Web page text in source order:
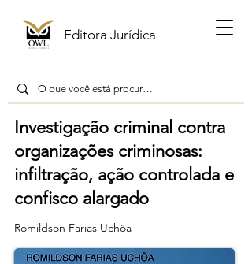
Editora Jurídica
Investigação criminal contra
organizações criminosas:
infiltração, ação controlada e
confisco alargado
Romildson Farias Uchôa